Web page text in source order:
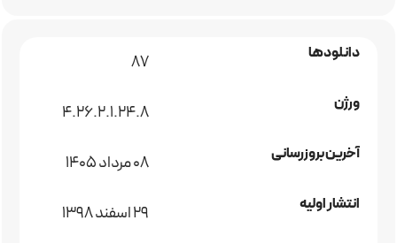
دانلودها 87
ورژن 4.26.2.1.24.8
آخرین بروزرسانی 08 مرداد 1405
انتشار اولیه 29 اسفند 1398